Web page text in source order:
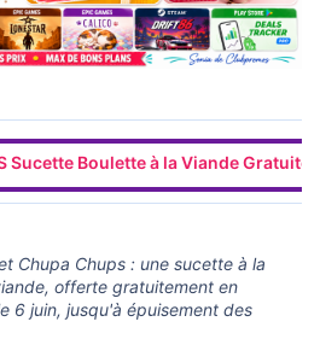
Sucette Boulette à la Viande Gratuite
Chupa Chups : une sucette à la
offerte gratuitement en
6 juin, jusqu'à épuisement des